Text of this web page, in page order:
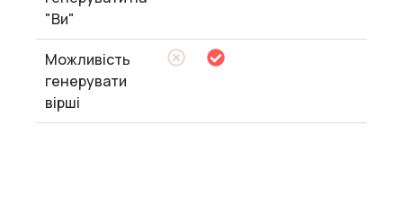
"Ви"
Можливість
генерувати
вірші